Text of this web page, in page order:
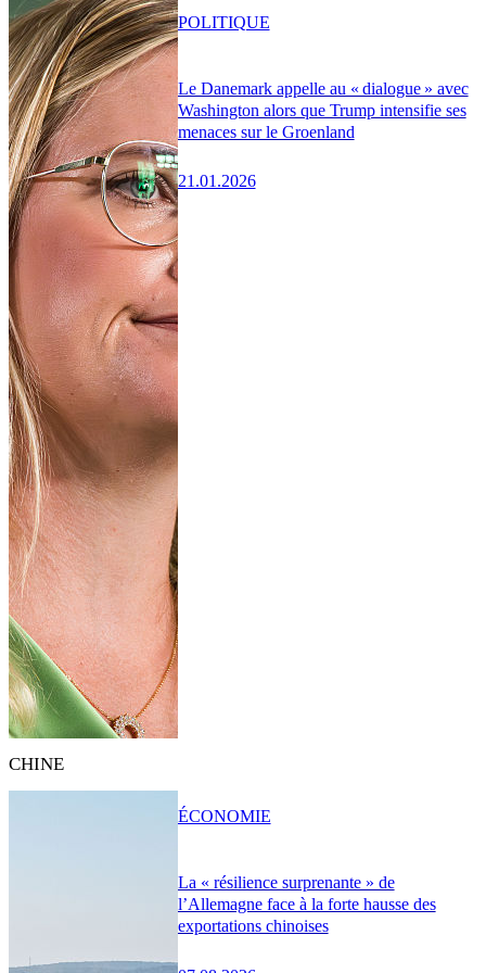
Le Danemark appelle au « dialogue » avec
Washington alors que Trump intensifie ses
menaces sur le Groenland
21.01.2026
POLITIQUE
CHINE
La « résilience surprenante » de
l’Allemagne face à la forte hausse des
exportations chinoises
ÉCONOMIE